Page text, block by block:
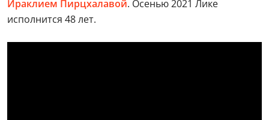
Ираклием Пирцхалавой. Осенью 2021 Лике
исполнится 48 лет.